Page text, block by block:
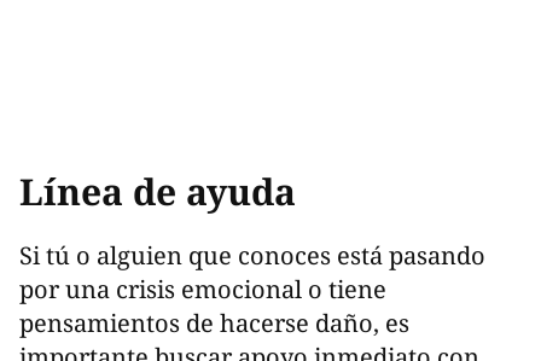
Línea de ayuda
Si tú o alguien que conoces está pasando
por una crisis emocional o tiene
pensamientos de hacerse daño, es